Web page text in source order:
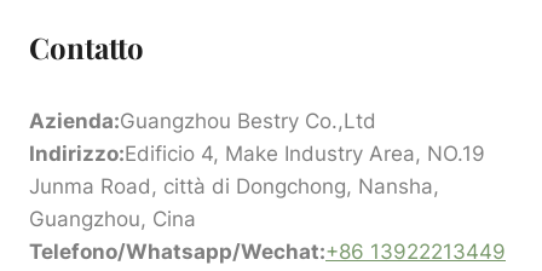
Contatto
Azienda:Guangzhou Bestry Co.,Ltd
Indirizzo:Edificio 4, Make Industry Area, NO.19
Junma Road, città di Dongchong, Nansha,
Guangzhou, Cina
Telefono/Whatsapp/Wechat:+86 13922213449